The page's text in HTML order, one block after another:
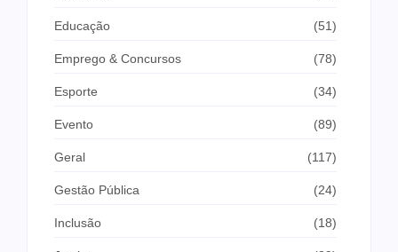
Educação (51)
Emprego & Concursos (78)
Esporte (34)
Evento (89)
Geral (117)
Gestão Pública (24)
Inclusão (18)